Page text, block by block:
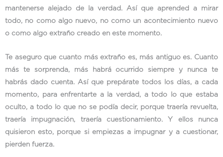
mantenerse alejado de la verdad. Así que aprended a mirar
todo, no como algo nuevo, no como un acontecimiento nuevo
o como algo extraño creado en este momento.
Te aseguro que cuanto más extraño es, más antiguo es. Cuanto
más te sorprenda, más habrá ocurrido siempre y nunca te
habrás dado cuenta. Así que prepárate todos los días, a cada
momento, para enfrentarte a la verdad, a todo lo que estaba
oculto, a todo lo que no se podía decir, porque traería revuelta,
traería impugnación, traería cuestionamiento. Y ellos nunca
quisieron esto, porque si empiezas a impugnar y a cuestionar,
pierden fuerza.